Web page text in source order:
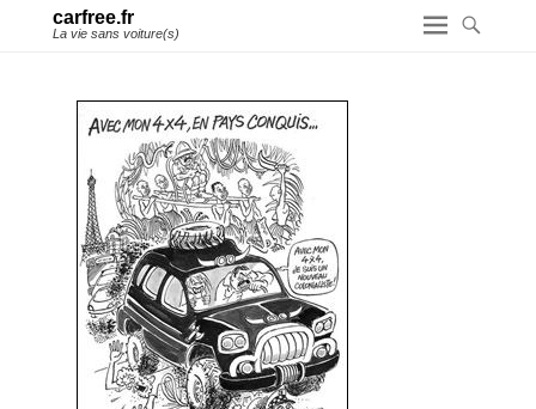
carfree.fr
La vie sans voiture(s)